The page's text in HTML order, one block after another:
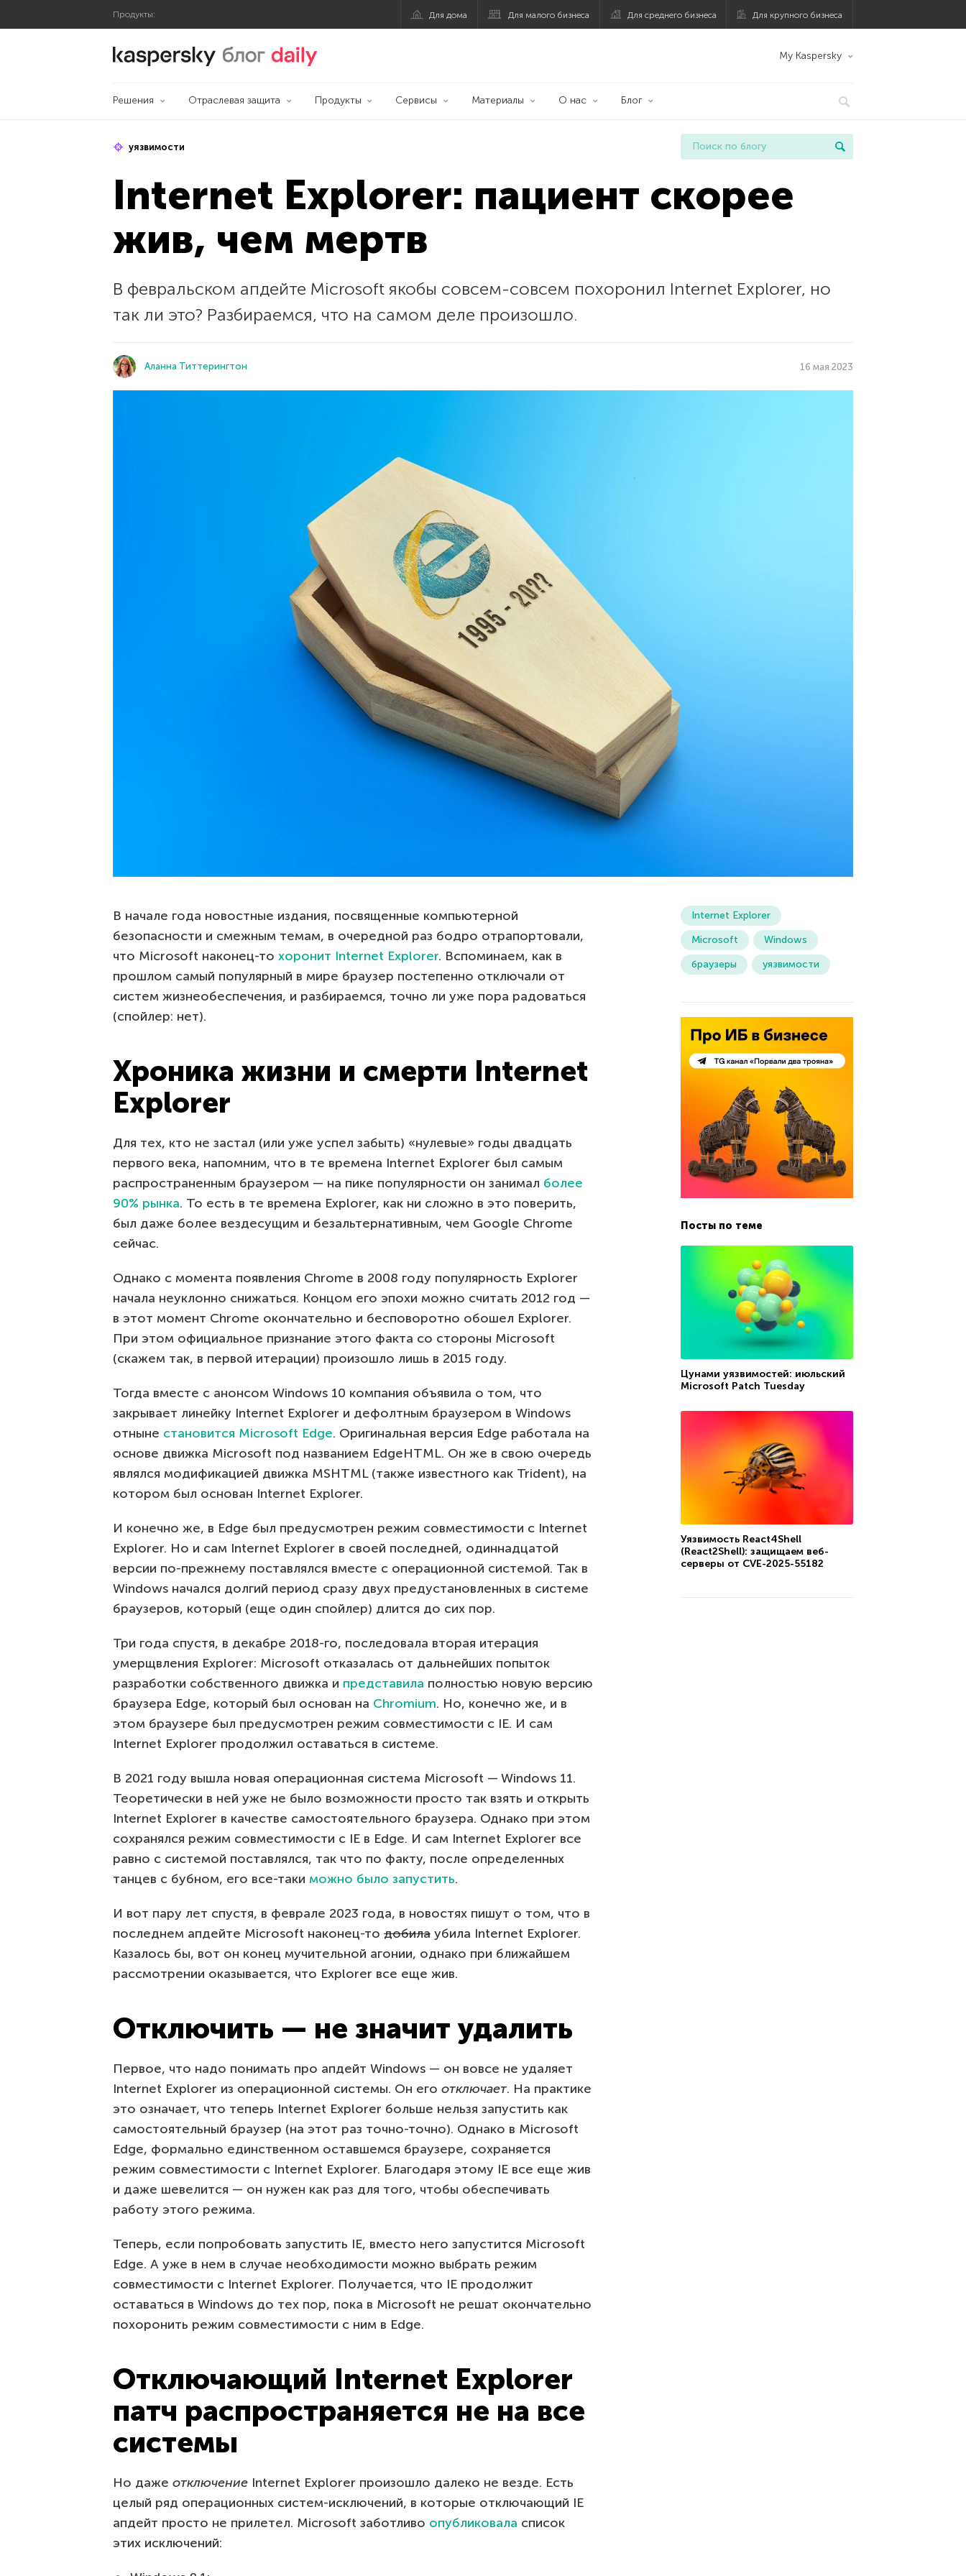
Продукты: Для дома Для малого бизнеса Для среднего бизнеса Для крупного бизнеса
Блог Касперского My Kaspersky
Решения Отраслевая защита Продукты Сервисы Материалы О нас Блог
уязвимости
Internet Explorer: пациент скорее
жив, чем мертв
В февральском апдейте Microsoft якобы совсем-совсем похоронил Internet Explorer, но
так ли это? Разбираемся, что на самом деле произошло.
Аланна Титтерингтон 16 мая 2023
В начале года новостные издания, посвященные компьютерной
безопасности и смежным темам, в очередной раз бодро отрапортовали,
что Microsoft наконец-то хоронит Internet Explorer. Вспоминаем, как в
прошлом самый популярный в мире браузер постепенно отключали от
систем жизнеобеспечения, и разбираемся, точно ли уже пора радоваться
(спойлер: нет).
Хроника жизни и смерти Internet
Explorer
Для тех, кто не застал (или уже успел забыть) «нулевые» годы двадцать
первого века, напомним, что в те времена Internet Explorer был самым
распространенным браузером — на пике популярности он занимал более
90% рынка. То есть в те времена Explorer, как ни сложно в это поверить,
был даже более вездесущим и безальтернативным, чем Google Chrome
сейчас.
Однако с момента появления Chrome в 2008 году популярность Explorer
начала неуклонно снижаться. Концом его эпохи можно считать 2012 год —
в этот момент Chrome окончательно и бесповоротно обошел Explorer.
При этом официальное признание этого факта со стороны Microsoft
(скажем так, в первой итерации) произошло лишь в 2015 году.
Тогда вместе с анонсом Windows 10 компания объявила о том, что
закрывает линейку Internet Explorer и дефолтным браузером в Windows
отныне становится Microsoft Edge. Оригинальная версия Edge работала на
основе движка Microsoft под названием EdgeHTML. Он же в свою очередь
являлся модификацией движка MSHTML (также известного как Trident), на
котором был основан Internet Explorer.
И конечно же, в Edge был предусмотрен режим совместимости с Internet
Explorer. Но и сам Internet Explorer в своей последней, одиннадцатой
версии по-прежнему поставлялся вместе с операционной системой. Так в
Windows начался долгий период сразу двух предустановленных в системе
браузеров, который (еще один спойлер) длится до сих пор.
Три года спустя, в декабре 2018-го, последовала вторая итерация
умерщвления Explorer: Microsoft отказалась от дальнейших попыток
разработки собственного движка и представила полностью новую версию
браузера Edge, который был основан на Chromium. Но, конечно же, и в
этом браузере был предусмотрен режим совместимости с IE. И сам
Internet Explorer продолжил оставаться в системе.
В 2021 году вышла новая операционная система Microsoft — Windows 11.
Теоретически в ней уже не было возможности просто так взять и открыть
Internet Explorer в качестве самостоятельного браузера. Однако при этом
сохранялся режим совместимости с IE в Edge. И сам Internet Explorer все
равно с системой поставлялся, так что по факту, после определенных
танцев с бубном, его все-таки можно было запустить.
И вот пару лет спустя, в феврале 2023 года, в новостях пишут о том, что в
последнем апдейте Microsoft наконец-то добила убила Internet Explorer.
Казалось бы, вот он конец мучительной агонии, однако при ближайшем
рассмотрении оказывается, что Explorer все еще жив.
Отключить — не значит удалить
Первое, что надо понимать про апдейт Windows — он вовсе не удаляет
Internet Explorer из операционной системы. Он его отключает. На практике
это означает, что теперь Internet Explorer больше нельзя запустить как
самостоятельный браузер (на этот раз точно-точно). Однако в Microsoft
Edge, формально единственном оставшемся браузере, сохраняется
режим совместимости c Internet Explorer. Благодаря этому IE все еще жив
и даже шевелится — он нужен как раз для того, чтобы обеспечивать
работу этого режима.
Теперь, если попробовать запустить IE, вместо него запустится Microsoft
Edge. А уже в нем в случае необходимости можно выбрать режим
совместимости с Internet Explorer. Получается, что IE продолжит
оставаться в Windows до тех пор, пока в Microsoft не решат окончательно
похоронить режим совместимости с ним в Edge.
Отключающий Internet Explorer
патч распространяется не на все
системы
Но даже отключение Internet Explorer произошло далеко не везде. Есть
целый ряд операционных систем-исключений, в которые отключающий IE
апдейт просто не прилетел. Microsoft заботливо опубликовала список
этих исключений:
Internet Explorer
Microsoft
Windows
браузеры
уязвимости
Посты по теме
Цунами уязвимостей: июльский
Microsoft Patch Tuesday
Уязвимость React4Shell
(React2Shell): защищаем веб-
серверы от CVE-2025-55182